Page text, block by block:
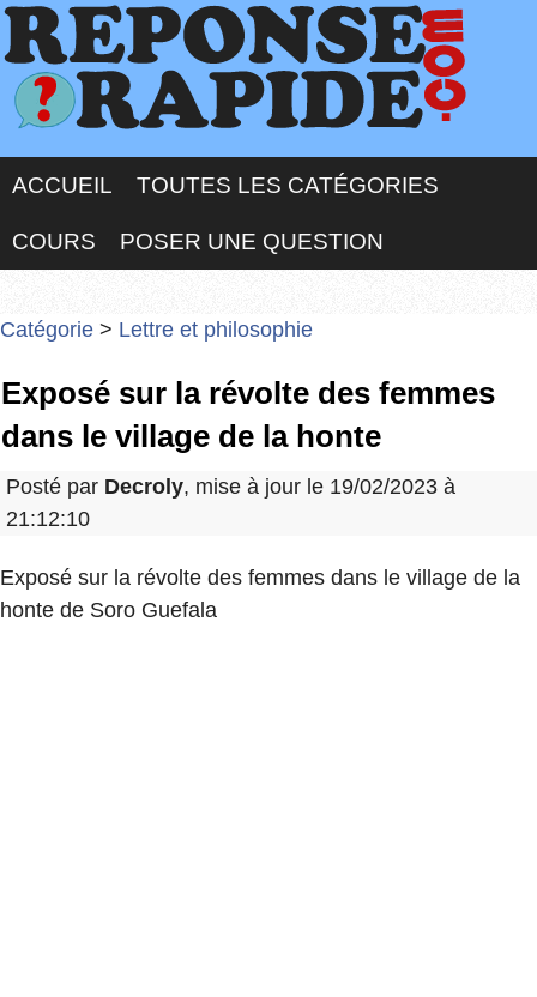
ACCUEIL TOUTES LES CATÉGORIES
COURS POSER UNE QUESTION
Catégorie > Lettre et philosophie
Exposé sur la révolte des femmes
dans le village de la honte
Posté par Decroly, mise à jour le 19/02/2023 à
21:12:10
Exposé sur la révolte des femmes dans le village de la
honte de Soro Guefala